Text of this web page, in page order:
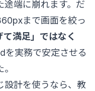
途端に崩れます。だ
まで画面を絞っ
て満足」ではなく
を実務で安定させる
計を使うなら、 教